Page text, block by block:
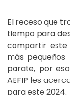
El receso que
tiempo para
compartir este
más
parate, por
AEFIP les
para este 2024.